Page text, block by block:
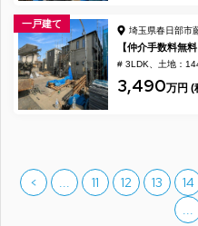
一戸建て
埼玉県春日部市
【仲介手数料無
# 3LDK 土地：
3,490万円 (
< ... 11 12 13 14
...